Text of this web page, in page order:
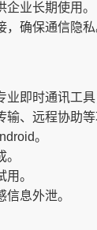
企业长期使用。
确保通信隐私
即时通讯工
、远程协助等
。
。
息外泄。